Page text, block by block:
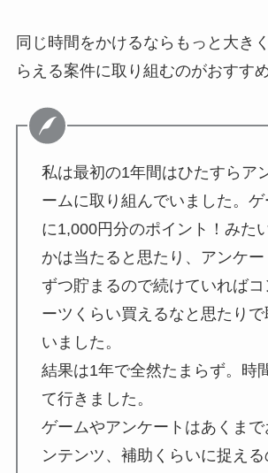
同じ時間をかけるならもっと大き
らえる案件に取り組むのがおすすめ
私は最初の1年間はひたすらア
ームに取り組んでいました。
に1,000円分のポイント！みた
かは当たると思たり、アンケー
ずつ貯まるので続けていればコ
ーツくらい買えるなと思たり
いました。
結果は1年で全然たまらず。時
て行きました。
ゲームやアンケートはあくまで
ンテンツ、補助くらいに捉え